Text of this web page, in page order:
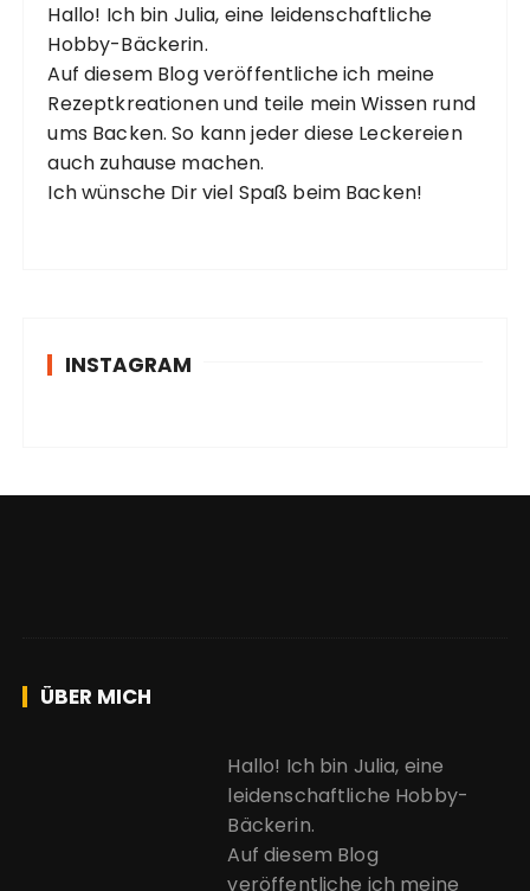
Hallo! Ich bin Julia, eine leidenschaftliche
Hobby-Bäckerin.
Auf diesem Blog veröffentliche ich meine
Rezeptkreationen und teile mein Wissen rund
ums Backen. So kann jeder diese Leckereien
auch zuhause machen.
Ich wünsche Dir viel Spaß beim Backen!
INSTAGRAM
ÜBER MICH
Hallo! Ich bin Julia, eine
leidenschaftliche Hobby-
Bäckerin.
Auf diesem Blog
veröffentliche ich meine